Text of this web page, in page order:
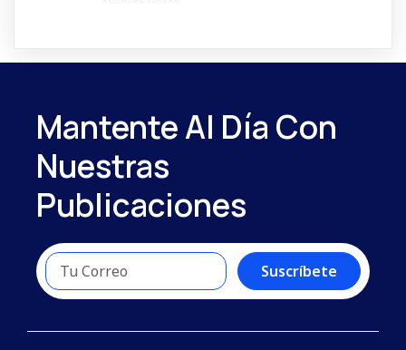
Mantente Al Día Con
Nuestras
Publicaciones
Suscríbete